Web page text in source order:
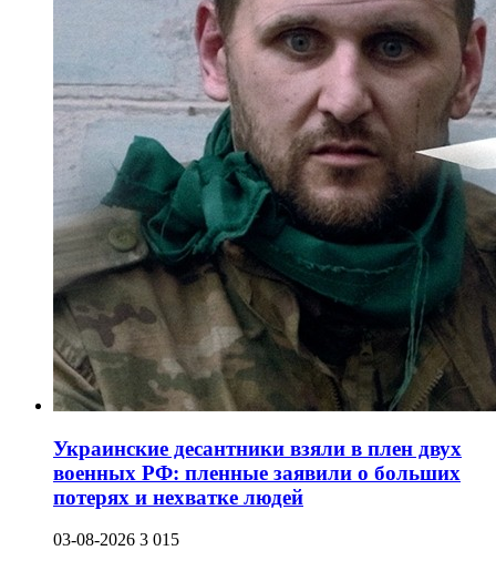
Украинские десантники взяли в плен двух
военных РФ: пленные заявили о больших
потерях и нехватке людей
03-08-2026 3 015